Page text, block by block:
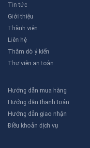
Tin tức
Giới thiệu
Thành viên
Liên hệ
Thăm dò ý kiến
Thư viên an toàn
Hướng dẫn mua hàng
Hướng dẫn thanh toán
Hướng dẫn giao nhận
Điều khoản dịch vụ